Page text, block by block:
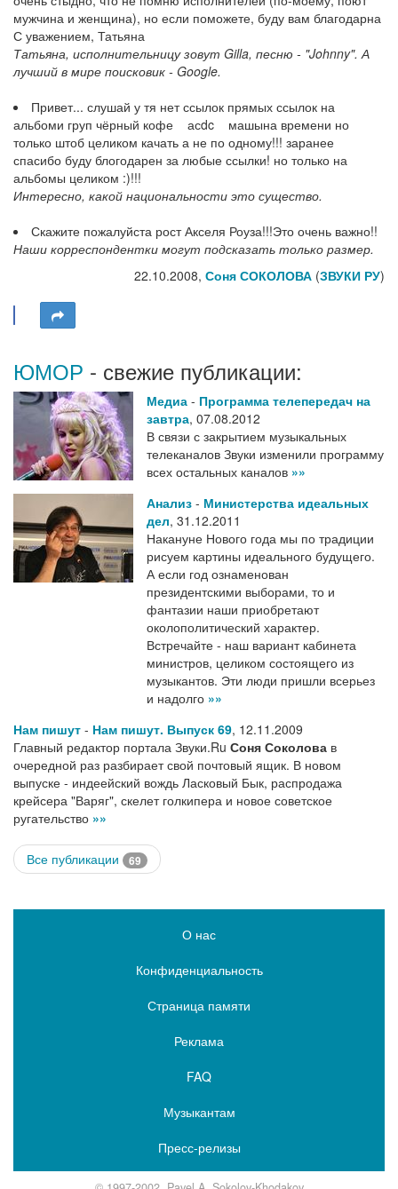
мужчина и женщина), но если поможете, буду вам благодарна
С уважением, Татьяна
Татьяна, исполнительницу зовут Gilla, песню - "Johnny". А
лучший в мире поисковик - Google.
Привет... слушай у тя нет ссылок прямых ссылок на
альбоми груп чёрный кофе асdc машына времени но
только штоб целиком качать а не по одному!!! заранее
спасибо буду блогодарен за любые ссылки! но только на
альбомы целиком :)!!!
Интересно, какой национальности это существо.
Скажите пожалуйста рост Акселя Роуза!!!Это очень важно!!
Наши корреспондентки могут подсказать только размер.
22.10.2008, Соня СОКОЛОВА (ЗВУКИ РУ)
ЮМОР - свежие публикации:
Медиа - Программа телепередач на
завтра, 07.08.2012
В связи с закрытием музыкальных
телеканалов Звуки изменили программу
всех остальных каналов »»
Анализ - Министерства идеальных
дел, 31.12.2011
Накануне Нового года мы по традиции
рисуем картины идеального будущего.
А если год ознаменован
президентскими выборами, то и
фантазии наши приобретают
околополитический характер.
Встречайте - наш вариант кабинета
министров, целиком состоящего из
музыкантов. Эти люди пришли всерьез
и надолго »»
Нам пишут - Нам пишут. Выпуск 69, 12.11.2009
Главный редактор портала Звуки.Ru Соня Соколова в
очередной раз разбирает свой почтовый ящик. В новом
выпуске - индеейский вождь Ласковый Бык, распродажа
крейсера "Варяг", скелет голкипера и новое советское
ругательство »»
Все публикации 69
О нас
Конфиденциальность
Страница памяти
Реклама
FAQ
Музыкантам
Пресс-релизы